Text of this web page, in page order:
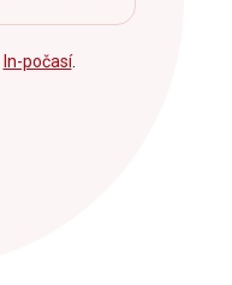
In-počasí.